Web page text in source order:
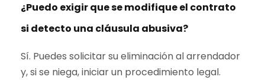
¿Puedo exigir que se modifique el contrato
si detecto una cláusula abusiva?
Sí. Puedes solicitar su eliminación al arrendador
y, si se niega, iniciar un procedimiento legal.